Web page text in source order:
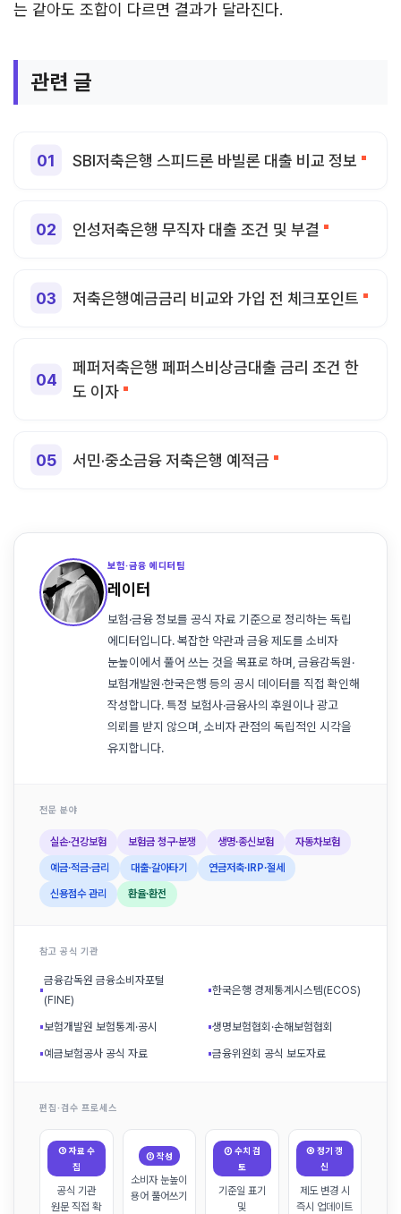
는 같아도 조합이 다르면 결과가 달라진다.
관련 글
SBI저축은행 스피드론 바빌론 대출 비교 정보
인성저축은행 무직자 대출 조건 및 부결
저축은행예금금리 비교와 가입 전 체크포인트
페퍼저축은행 페퍼스비상금대출 금리 조건 한
도 이자
서민·중소금융 저축은행 예적금
보험·금융 에디터팀
레이터
보험·금융 정보를 공식 자료 기준으로 정리하는 독립
에디터입니다. 복잡한 약관과 금융 제도를 소비자
눈높이에서 풀어 쓰는 것을 목표로 하며, 금융감독원·
보험개발원·한국은행 등의 공시 데이터를 직접 확인해
작성합니다. 특정 보험사·금융사의 후원이나 광고
의뢰를 받지 않으며, 소비자 관점의 독립적인 시각을
유지합니다.
전문 분야
실손·건강보험 보험금 청구·분쟁 생명·종신보험 자동차보험
예금·적금·금리 대출·갈아타기 연금저축·IRP·절세
신용점수 관리 환율·환전
참고 공식 기관
▪
금융감독원 금융소비자포털
(FINE)
▪한국은행 경제통계시스템(ECOS)
▪보험개발원 보험통계·공시 ▪생명보험협회·손해보험협회
▪예금보험공사 공식 자료 ▪금융위원회 공식 보도자료
편집·검수 프로세스
① 자료 수
집
공식 기관
원문 직접 확
② 작성
소비자 눈높이
용어 풀어쓰기
③ 수치 검
토
기준일 표기
및
④ 정기 갱
신
제도 변경 시
즉시 업데이트